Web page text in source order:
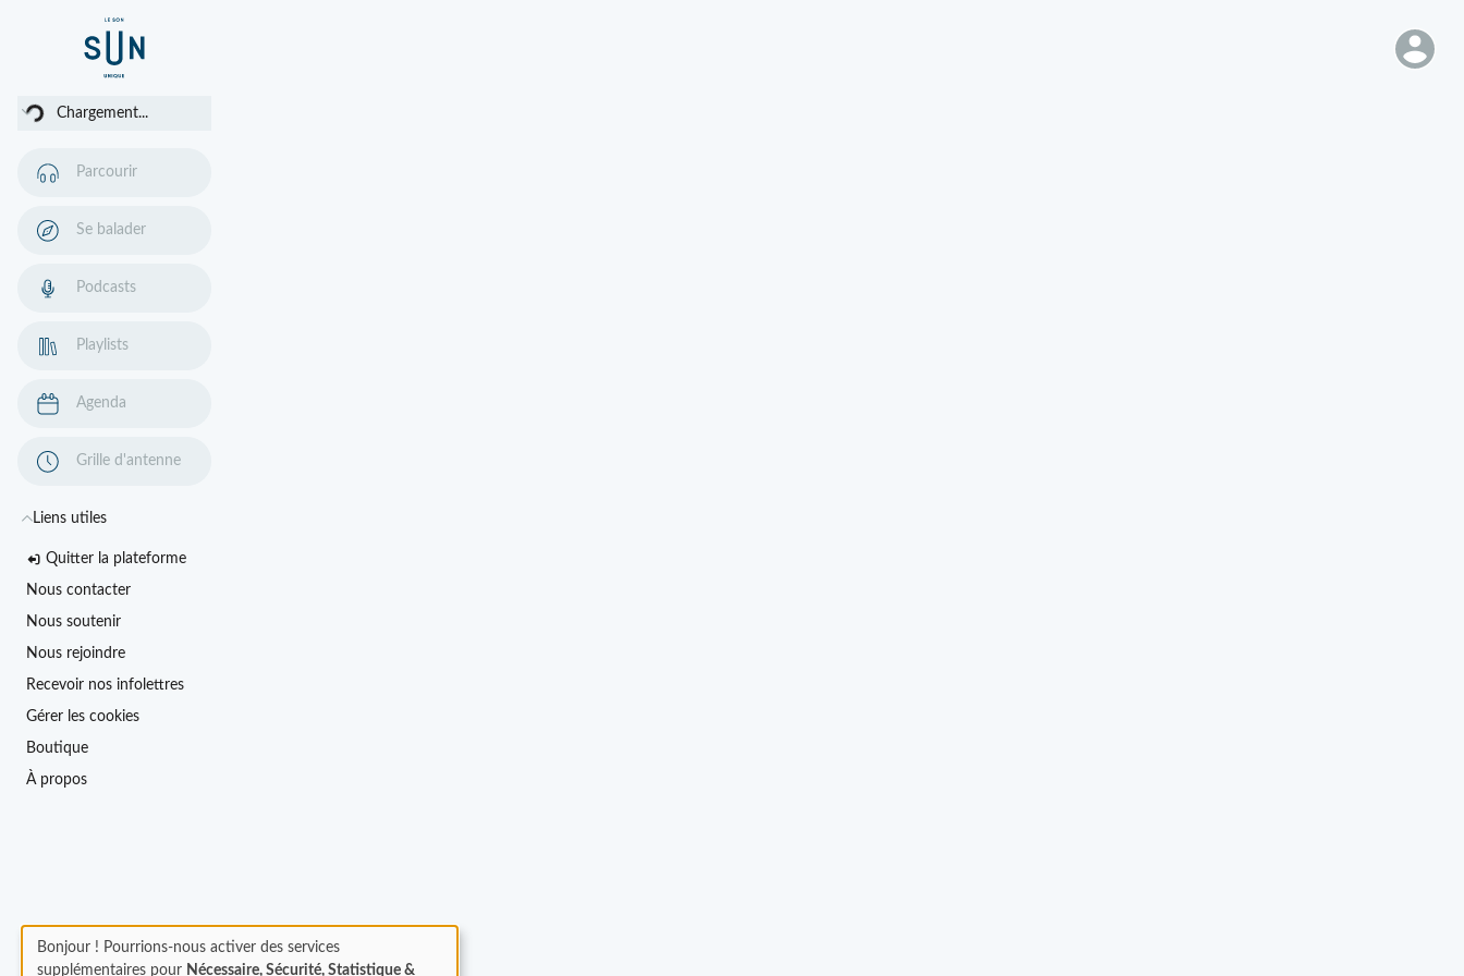
Chargement...
Parcourir
Se balader
Podcasts
Playlists
Agenda
Grille d'antenne
Liens utiles
Quitter la plateforme
Nous contacter
Nous soutenir
Nous rejoindre
Recevoir nos infolettres
Gérer les cookies
Boutique
À propos
Bonjour ! Pourrions-nous activer des services
supplémentaires pour Nécessaire, Sécurité, Statistique &